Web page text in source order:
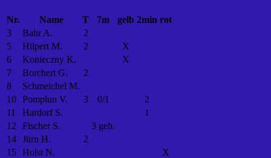
Nr. Name T 7m gelb 2min rot
3
Bahr A.
2
5
Hilpert M. 2
X
6
Konieczny K.
X
7
Borchert G.
2
8
Schmeichel M.
10 Pomplun V. 3 0/1
2
11
Hardorf S.
1
12
Fischer S.
3 geh.
14 Jürn H.
2
15 Holst N.
X